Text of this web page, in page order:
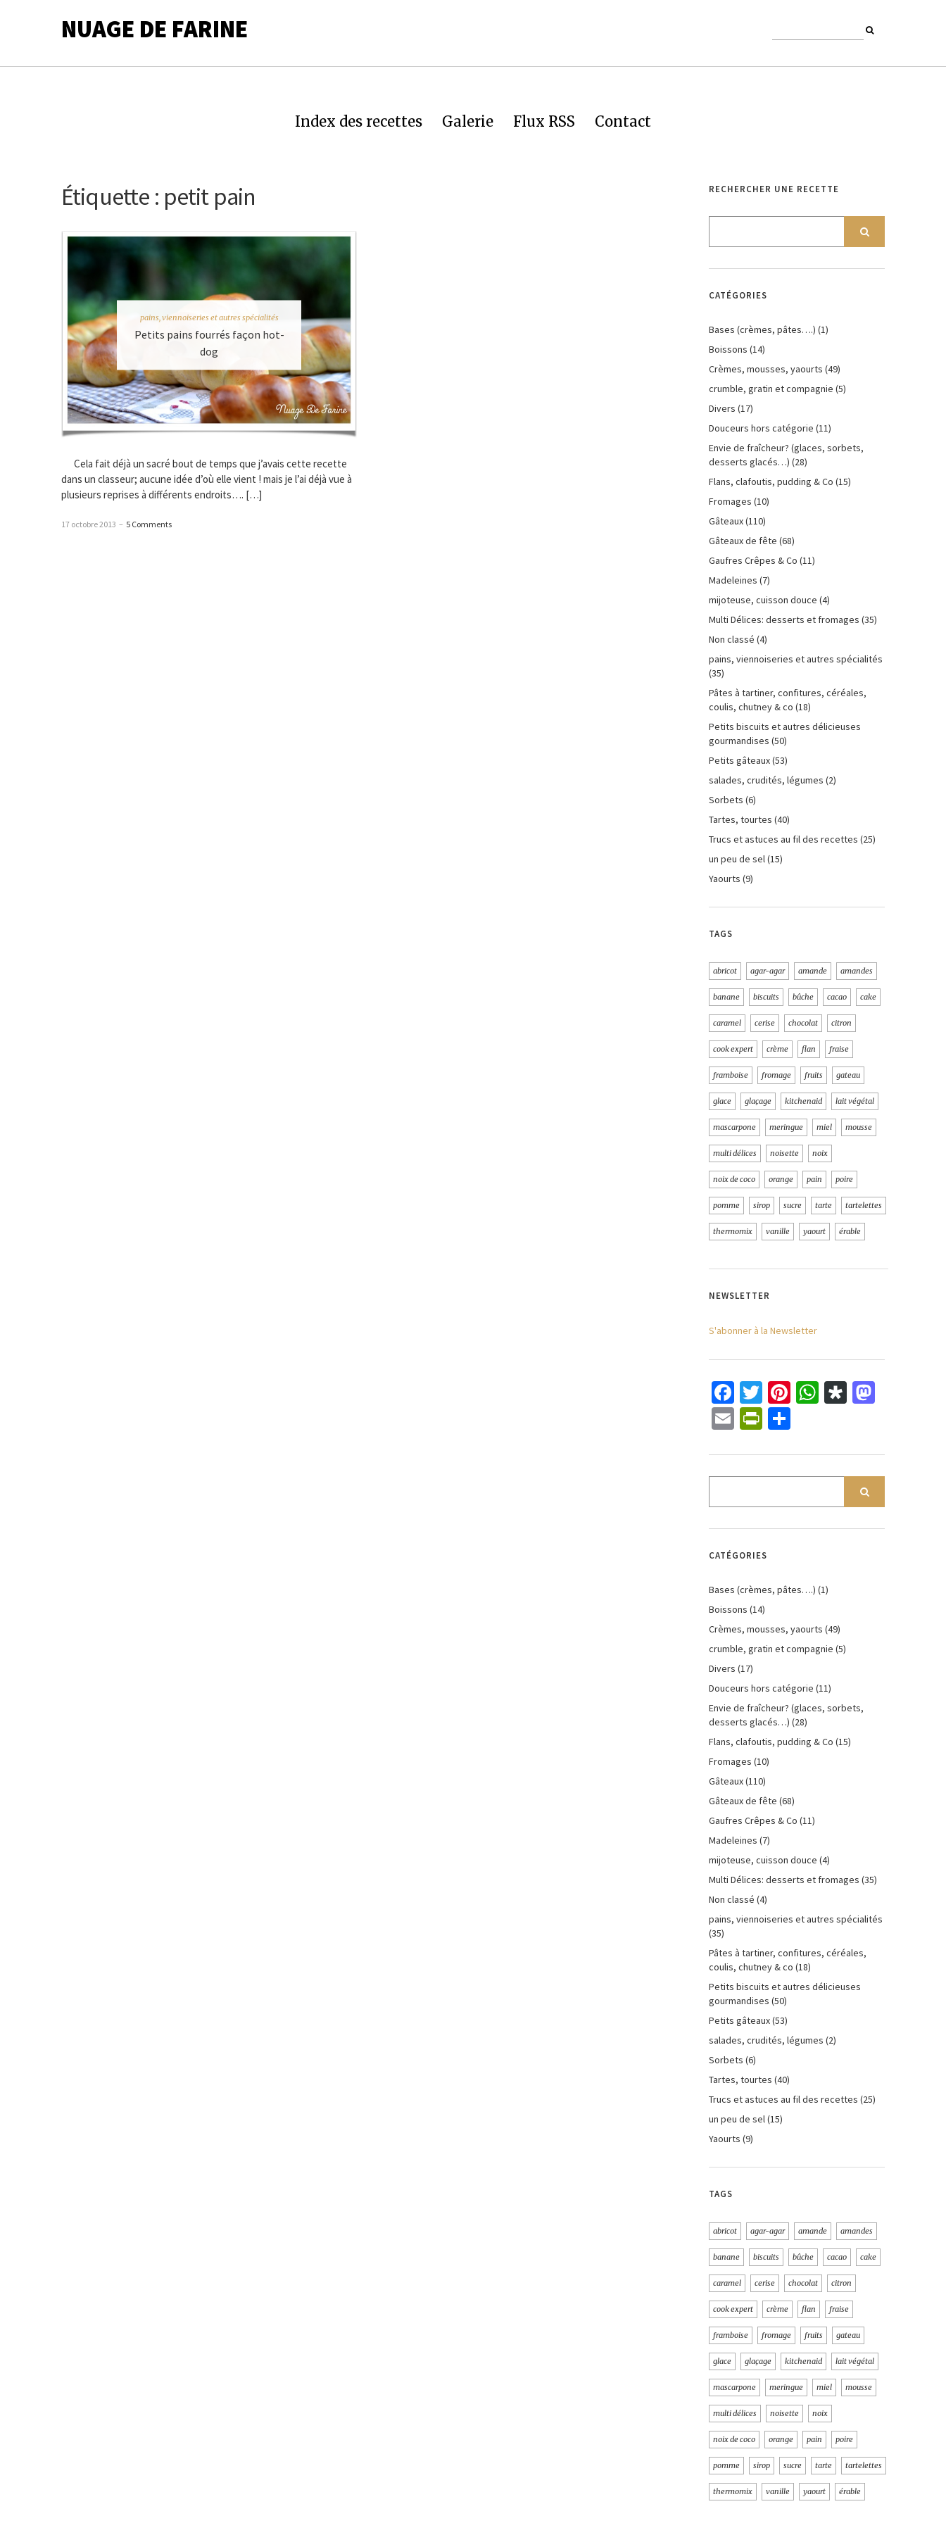
NUAGE DE FARINE
Index des recettes Galerie Flux RSS Contact
Étiquette : petit pain
pains, viennoiseries et autres spécialités
Petits pains fourrés façon hot-
dog
Cela fait déjà un sacré bout de temps que j’avais cette recette
dans un classeur; aucune idée d’où elle vient ! mais je l’ai déjà vue à
plusieurs reprises à différents endroits…. […]
17 octobre 2013 – 5 Comments
RECHERCHER UNE RECETTE
CATÉGORIES
Bases (crèmes, pâtes….) (1)
Boissons (14)
Crèmes, mousses, yaourts (49)
crumble, gratin et compagnie (5)
Divers (17)
Douceurs hors catégorie (11)
Envie de fraîcheur? (glaces, sorbets,
desserts glacés…) (28)
Flans, clafoutis, pudding & Co (15)
Fromages (10)
Gâteaux(110)
Gâteaux de fête (68)
Gaufres Crêpes & Co (11)
Madeleines (7)
mijoteuse, cuisson douce (4)
Multi Délices: desserts et fromages (35)
Non classé (4)
pains, viennoiseries et autres spécialités
(35)
Pâtes à tartiner, confitures, céréales,
coulis, chutney & co (18)
Petits biscuits et autres délicieuses
gourmandises (50)
Petits gâteaux(53)
salades, crudités, légumes (2)
Sorbets (6)
Tartes, tourtes (40)
Trucs et astuces au fil des recettes (25)
un peu de sel(15)
Yaourts (9)
TAGS
abricot agar-agar amande amandes
banane biscuits bûche cacao cake
caramel cerise chocolat citron
cook expert crème flan fraise
framboise fromage fruits gateau
glace glaçage kitchenaid lait végétal
mascarpone meringue miel mousse
multi délices noisette noix
noix de coco orange pain poire
pomme sirop sucre tarte tartelettes
thermomix vanille yaourt érable
NEWSLETTER
S'abonner à la Newsletter
Facebook
Twitter
Pinterest
WhatsApp
Diaspora
EmailPrintFriendly
CATÉGORIES
Bases (crèmes, pâtes….) (1)
Boissons (14)
Crèmes, mousses, yaourts (49)
crumble, gratin et compagnie (5)
Divers (17)
Douceurs hors catégorie (11)
Envie de fraîcheur? (glaces, sorbets,
desserts glacés…) (28)
Flans, clafoutis, pudding & Co (15)
Fromages (10)
Gâteaux(110)
Gâteaux de fête (68)
Gaufres Crêpes & Co (11)
Madeleines (7)
mijoteuse, cuisson douce (4)
Multi Délices: desserts et fromages (35)
Non classé (4)
pains, viennoiseries et autres spécialités
(35)
Pâtes à tartiner, confitures, céréales,
coulis, chutney & co (18)
Petits biscuits et autres délicieuses
gourmandises (50)
Petits gâteaux(53)
salades, crudités, légumes (2)
Sorbets (6)
Tartes, tourtes (40)
Trucs et astuces au fil des recettes (25)
un peu de sel(15)
Yaourts (9)
TAGS
abricot agar-agar amande amandes
banane biscuits bûche cacao cake
caramel cerise chocolat citron
cook expert crème flan fraise
framboise fromage fruits gateau
glace glaçage kitchenaid lait végétal
mascarpone meringue miel mousse
multi délices noisette noix
noix de coco orange pain poire
pomme sirop sucre tarte tartelettes
thermomix vanille yaourt érable